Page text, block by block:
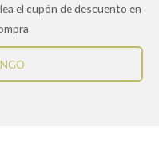
el cupón de descuento en